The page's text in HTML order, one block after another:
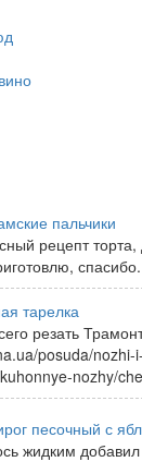
пальчики
рецепт
спасибо.
тарелка
резать
posuda/nozhi-i-
nozhy/
песочный с
жидким